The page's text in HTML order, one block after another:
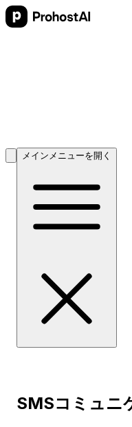
メインメニューを開く
SMSコミュニ